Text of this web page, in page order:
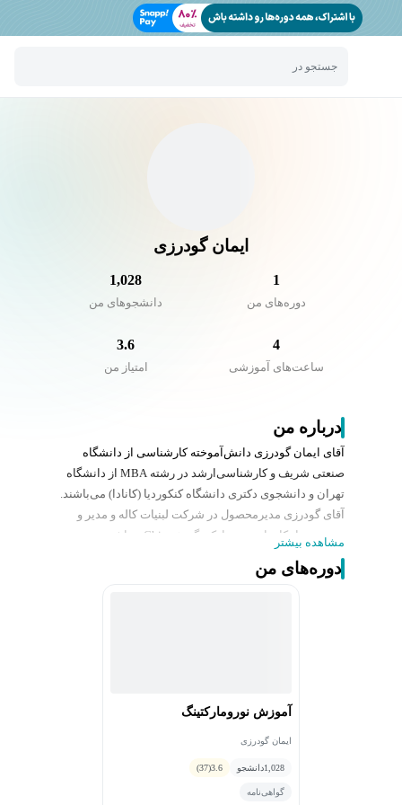
جستجو در
ایمان گودرزی
1
دوره‌های من
1,028
دانشجو‌های من
4
ساعت‌های آموزشی
3.6
امتیاز من
درباره من
آقای ایمان گودرزی دانش‌آموخته کارشناسی از دانشگاه
صنعتی شریف و کارشناسی‌ارشد در رشته MBA از دانشگاه
تهران و دانشجوی دکتری دانشگاه کنکوردیا (کانادا) می‌باشند.
آقای گودرزی مدیرمحصول در شرکت لبنیات کاله و مدیر و
موسس راهکارهای نورومارکتینگی Chipset می‎باشند.
مشاهده بیشتر
دوره‌های من
آموزش نورومارکتینگ
ایمان گودرزی
1,028دانشجو 3.6
(37)
گواهی‌نامه